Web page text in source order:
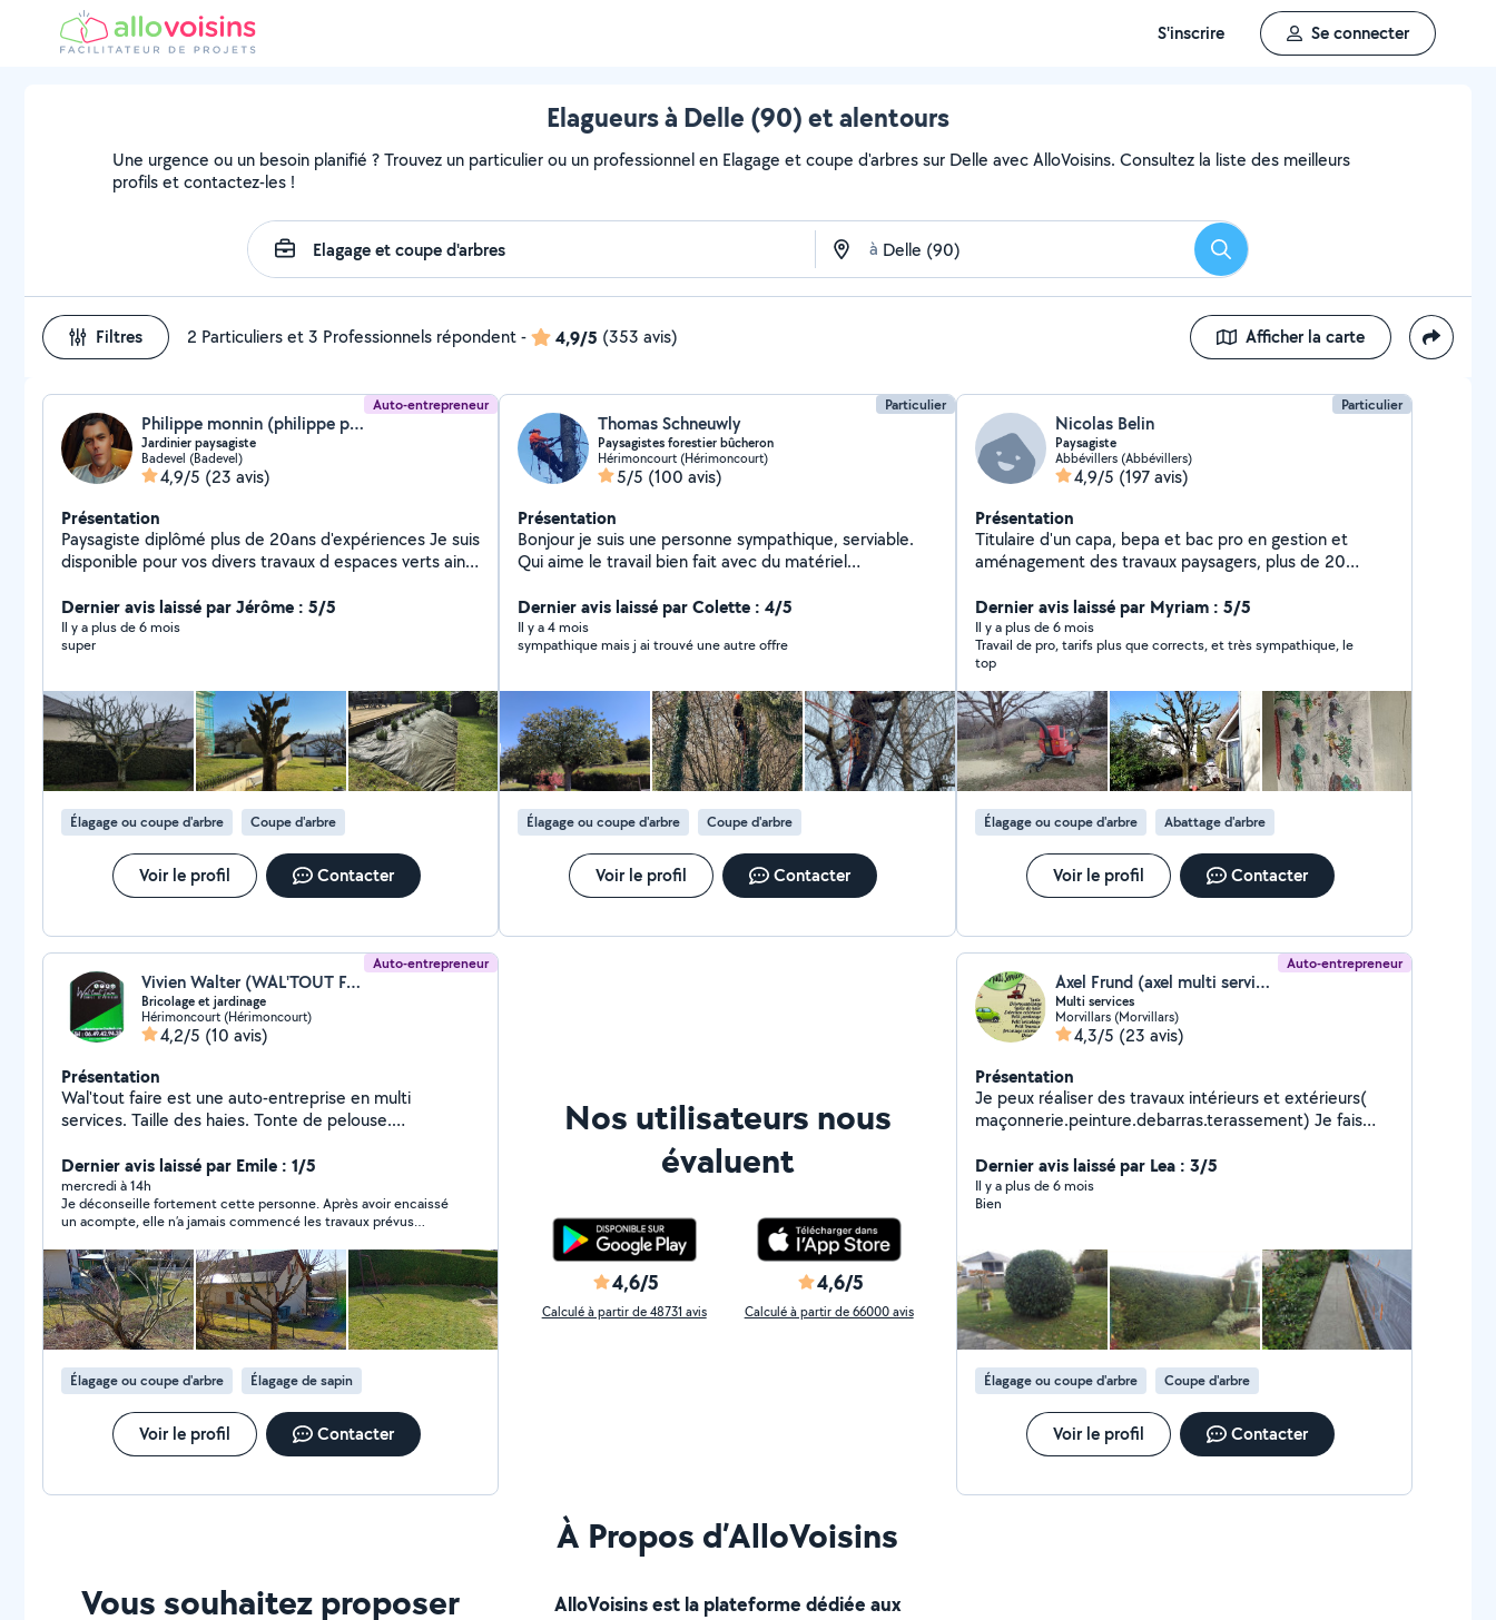
S'inscrire Se connecter
Elagueurs à Delle (90) et alentours
Une urgence ou un besoin planifié ? Trouvez un particulier ou un professionnel en Elagage et coupe d'arbres sur Delle avec AlloVoisins. Consultez la liste des meilleurs
profils et contactez-les !
à Rechercher
Filtres 2 Particuliers et 3 Professionnels répondent- 4,9/5 (353 avis) Afficher la carte
Auto-entrepreneur
Philippe monnin (philippe paysages)
Jardinier paysagiste
Badevel (Badevel)
4,9/5 (23 avis)
Présentation
Paysagiste diplômé plus de 20ans d'expériences Je suis
disponible pour vos divers travaux d espaces verts ainsi
impôts
Dernier avis laissé par Jérôme : 5/5
Il y a plus de 6 mois
super
Élagage ou coupe d'arbre Coupe d'arbre
Voir le profil Contacter
Particulier
Thomas Schneuwly
Paysagistes forestier bûcheron
Hérimoncourt (Hérimoncourt)
5/5 (100 avis)
Présentation
Bonjour je suis une personne sympathique, serviable.
Qui aime le travail bien fait avec du matériel
paysager, j'aime la création paysagère, taille arbres
fruitiers, ornementales et de haies , tonte . J'effectue
tout ce qui est élagage d'arbres dangereux. la
de mon travail cela est une priorité pour moi. d'autres
photos sur demande de mes différents chantiers.
Dernier avis laissé par Colette : 4/5
Il y a 4 mois
sympathique mais j ai trouvé une autre offre
Élagage ou coupe d'arbre Coupe d'arbre
Voir le profil Contacter
Particulier
Nicolas Belin
Paysagiste
Abbévillers (Abbévillers)
4,9/5 (197 avis)
Présentation
Titulaire d'un capa, bepa et bac pro en gestion et
aménagement des travaux paysagers, plus de 20
travailleur, soigneux, créatif. Ma priorité : que les voisins
soient à 300% satisfaits de mon travail.
Dernier avis laissé par Myriam : 5/5
Il y a plus de 6 mois
Travail de pro, tarifs plus que corrects, et très sympathique, le
top
Élagage ou coupe d'arbre Abattage d'arbre
Voir le profil Contacter
Auto-entrepreneur
Vivien Walter (WAL'TOUT FAIRE)
Bricolage et jardinage
Hérimoncourt (Hérimoncourt)
4,2/5 (10 avis)
Présentation
Wal'tout faire est une auto-entreprise en multi
services. Taille des haies. Tonte de pelouse.
Nettoyage au Karcher. Transport déchèterie. Vide
garages, granges, caves et autres. Récupération de
métaux en tout genres. Transport de meuble. Devis
gratuit et prix attractifs.
Dernier avis laissé par Emile : 1/5
mercredi à 14h
Je déconseille fortement cette personne. Après avoir encaissé
un acompte, elle n’a jamais commencé les travaux prévus
nous avons eu droit à des engagements non tenus, des
excuses à répétition, puis plus aucune nouvelle. Ce
comportement est totalement irrespectueux et témoigne d’un
manque de professionnalisme. Prendre l’argent d’un client sans
honorer ses engagements est inacceptable. Nous avons perdu
du temps, de l’argent et devons désormais trouver une autre
solution. Sans remboursement, des poursuites seront
engagées. Si vous cherchez quelqu’un de sérieux, fiable et
honnête, passez votre chemin.
Élagage ou coupe d'arbre Élagage de sapin
Voir le profil Contacter
Nos utilisateurs nous
évaluent
4,6/5
Calculé à partir de 48731 avis
4,6/5
Calculé à partir de 66000 avis
Auto-entrepreneur
Axel Frund (axel multi services)
Multi services
Morvillars (Morvillars)
4,3/5 (23 avis)
Présentation
Je peux réaliser des travaux intérieurs et extérieurs(
maçonnerie.peinture.debarras.terassement) Je fais
Dernier avis laissé par Lea : 3/5
Il y a plus de 6 mois
Bien
Élagage ou coupe d'arbre Coupe d'arbre
Voir le profil Contacter
Vous souhaitez proposer
À Propos d’AlloVoisins
AlloVoisins est la plateforme dédiée aux